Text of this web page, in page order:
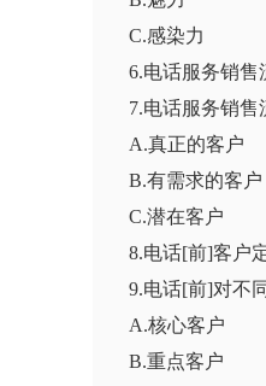
C.感染力
6.电话服务销售
7.电话服务销
A.真正的客户
B.有需求的客户
C.潜在客户
8.电话[前]客户
9.电话[前]对不
A.核心客户
B.重点客户